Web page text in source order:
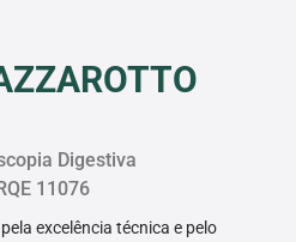
Digestiva
11076
excelência técnica e pelo